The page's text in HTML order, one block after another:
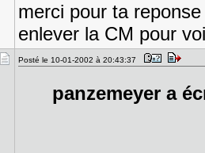
merci pour ta
enlever la CM pour
Posté le 10-01-2002 à 20:43:37
panzemeyer a